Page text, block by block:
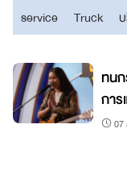
service
Truck
ทน
กา
07